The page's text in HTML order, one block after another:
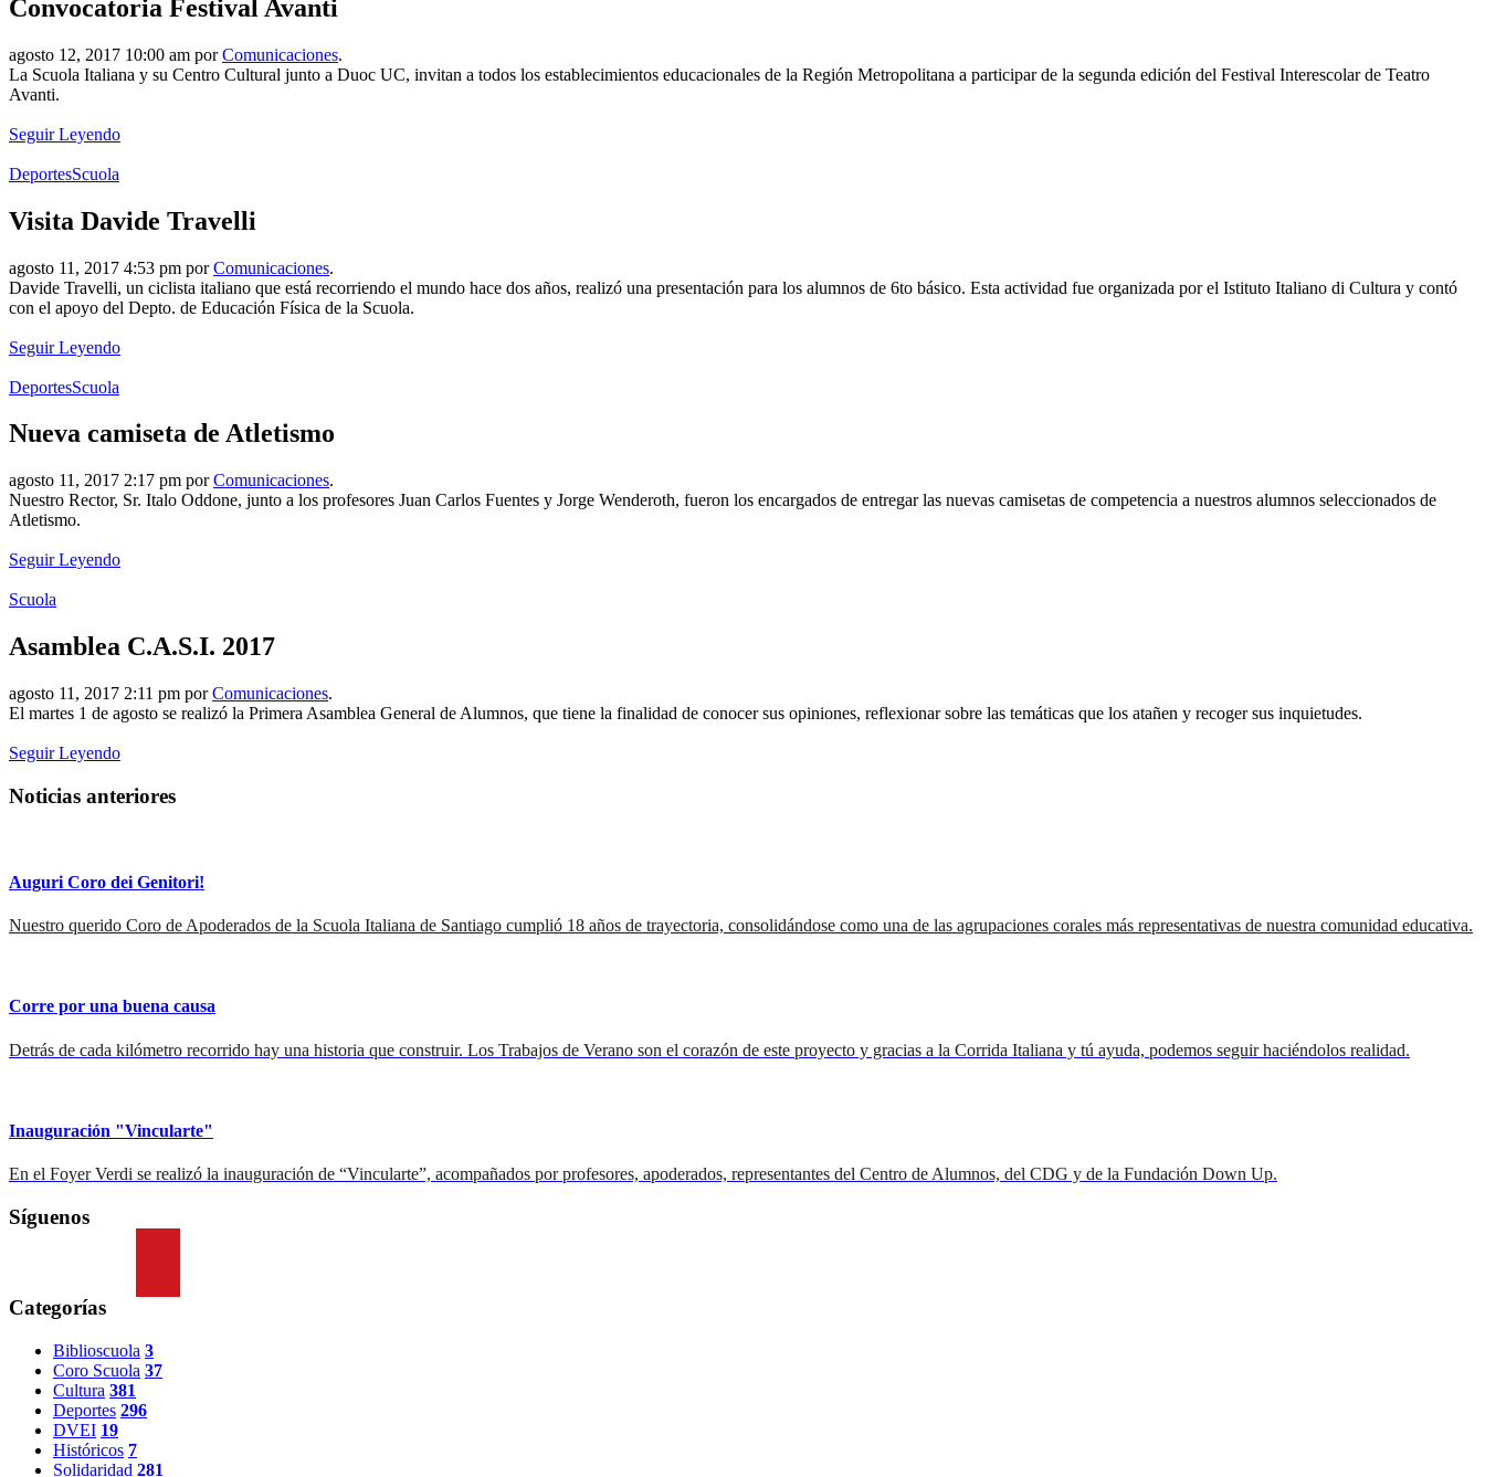
Convocatoria Festival Avanti
agosto 12, 2017 10:00 am porComunicaciones.
La Scuola Italiana y su Centro Cultural junto a Duoc UC, invitan a todos los establecimientos educacionales de la Región Metropolitana a participar de la segunda edición del Festival Interescolar de Teatro
Avanti.
Seguir Leyendo
DeportesScuola
Visita Davide Travelli
agosto 11, 2017 4:53 pm porComunicaciones.
Davide Travelli, un ciclista italiano que está recorriendo el mundo hace dos años, realizó una presentación para los alumnos de 6to básico. Esta actividad fue organizada por el Istituto Italiano di Cultura y contó
con el apoyo del Depto. de Educación Física de la Scuola.
Seguir Leyendo
DeportesScuola
Nueva camiseta de Atletismo
agosto 11, 2017 2:17 pm porComunicaciones.
Nuestro Rector, Sr. Italo Oddone, junto a los profesores Juan Carlos Fuentes y Jorge Wenderoth, fueron los encargados de entregar las nuevas camisetas de competencia a nuestros alumnos seleccionados de
Atletismo.
Seguir Leyendo
Scuola
Asamblea C.A.S.I. 2017
agosto 11, 2017 2:11 pm porComunicaciones.
El martes 1 de agosto se realizó la Primera Asamblea General de Alumnos, que tiene la finalidad de conocer sus opiniones, reflexionar sobre las temáticas que los atañen y recoger sus inquietudes.
Seguir Leyendo
Noticias anteriores
Auguri Coro dei Genitori!
Nuestro querido Coro de Apoderados de la Scuola Italiana de Santiago cumplió 18 años de trayectoria, consolidándose como una de las agrupaciones corales más representativas de nuestra comunidad educativa.
Corre por una buena causa
Detrás de cada kilómetro recorrido hay una historia que construir. Los Trabajos de Verano son el corazón de este proyecto y gracias a la Corrida Italiana y tú ayuda, podemos seguir haciéndolos realidad.
Inauguración "Vincularte"
En el Foyer Verdi se realizó la inauguración de “Vincularte”, acompañados por profesores, apoderados, representantes del Centro de Alumnos, del CDG y de la Fundación Down Up.
Síguenos
Categorías
Biblioscuola 3
Coro Scuola 37
Cultura 381
Deportes 296
DVEI 19
Históricos 7
Solidaridad 281